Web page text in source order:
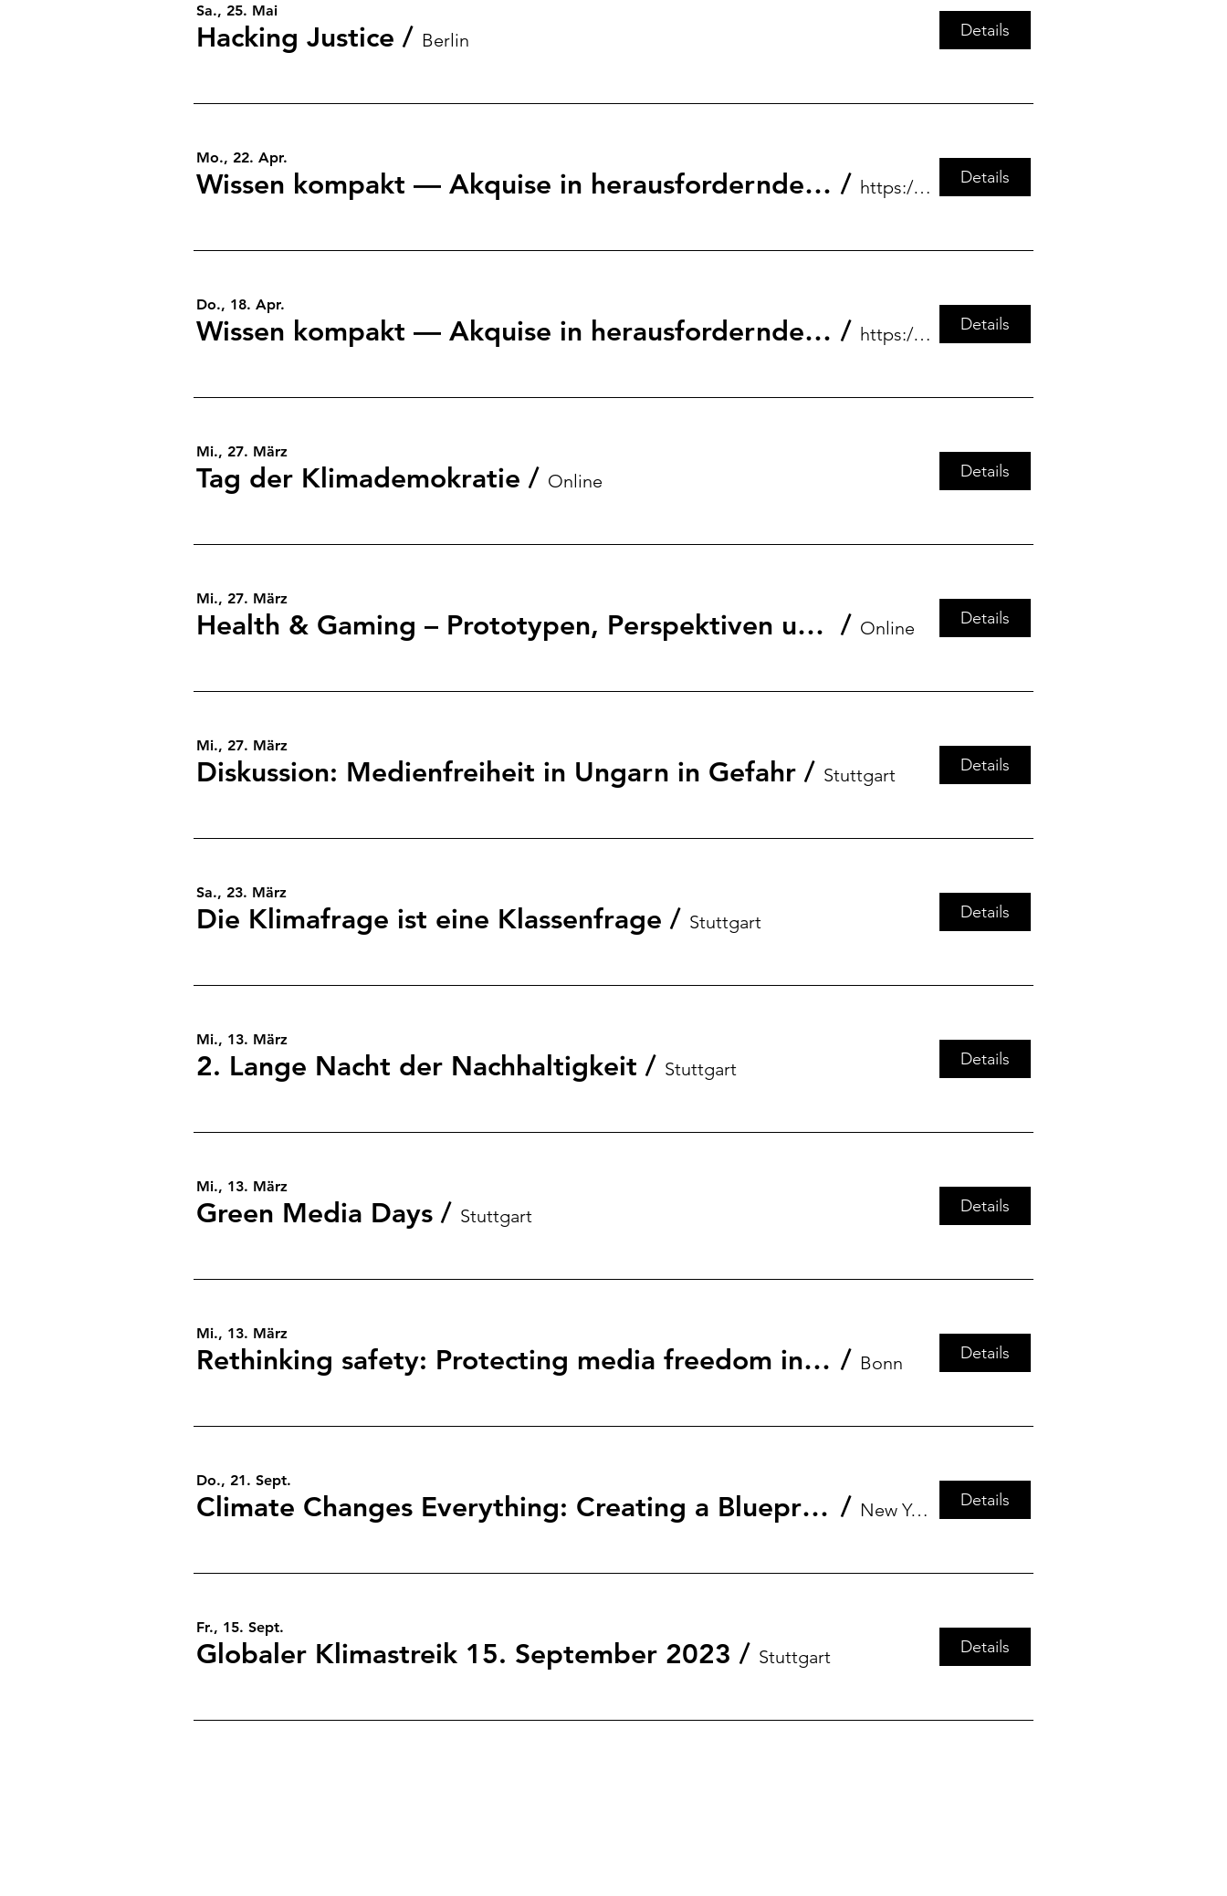
Sa., 25. Mai
Hacking Justice / Berlin Details
Mo., 22. Apr.
Wissen kompakt — Akquise in herausfordernden Zeiten / https://kreativ.mfg.de/veranstaltungen/deta Details
Do., 18. Apr.
Wissen kompakt — Akquise in herausfordernden Zeiten / https://kreativ.mfg.de/veranstaltungen/deta Details
Mi., 27. März
Tag der Klimademokratie / Online Details
Mi., 27. März
Health & Gaming – Prototypen, Perspektiven und Praxis / Online Details
Mi., 27. März
Diskussion: Medienfreiheit in Ungarn in Gefahr / Stuttgart Details
Sa., 23. März
Die Klimafrage ist eine Klassenfrage / Stuttgart Details
Mi., 13. März
2. Lange Nacht der Nachhaltigkeit / Stuttgart Details
Mi., 13. März
Green Media Days / Stuttgart Details
Mi., 13. März
Rethinking safety: Protecting media freedom in times of crisis / Bonn Details
Do., 21. Sept.
Climate Changes Everything: Creating a Blueprint for Media Transformation / New York Details
Fr., 15. Sept.
Globaler Klimastreik 15. September 2023 / Stuttgart Details